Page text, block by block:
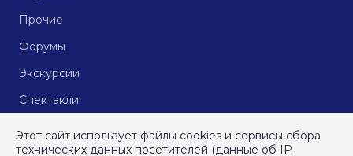
Прочие
Форумы
Экскурсии
Спектакли
Этот сайт использует файлы cookies и сервисы сбора
технических данных посетителей (данные об IP-